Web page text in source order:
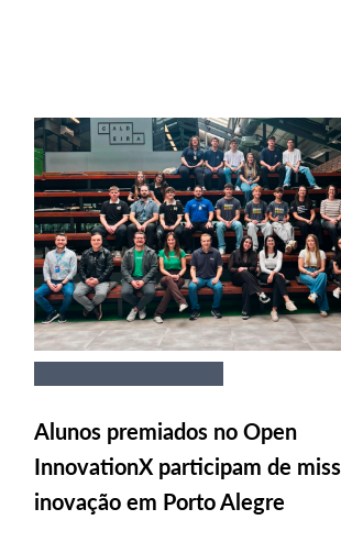
Alunos premiados no Open
InnovationX participam de
inovação em Porto Alegre